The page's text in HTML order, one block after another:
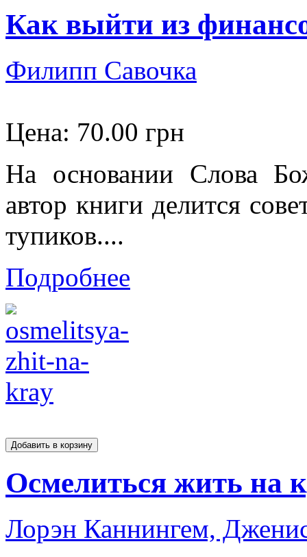
Как выйти из
Филипп Савочка
Цена: 70.00 грн
На основании Слова
автор книги делится
тупиков....
Подробнее
Осмелиться жить на
Лорэн Каннингем,